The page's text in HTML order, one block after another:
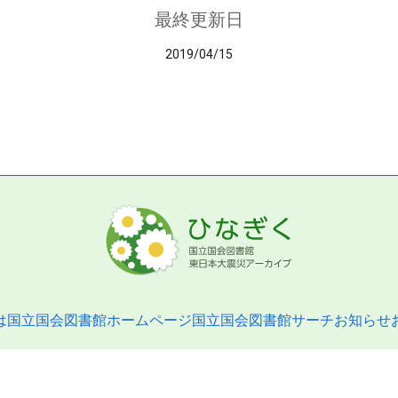
最終更新日
2019/04/15
国立国会図書館ホームページ国立国会図書館サーチお知らせ